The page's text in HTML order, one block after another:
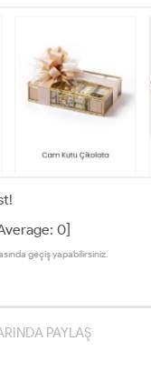
0]
geçiş yapabilirsiniz.
PAYLAŞ